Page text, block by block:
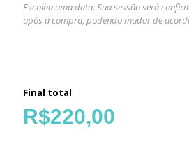
Escolha uma data. Sua sessão será
após a compra, podendo mudar de
Final total
R$220,00